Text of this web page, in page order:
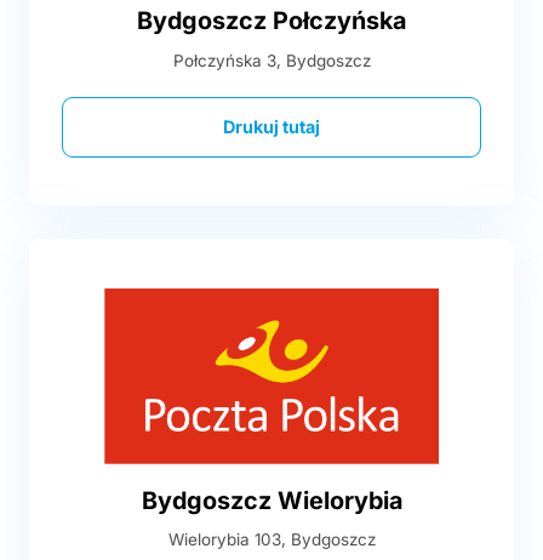
Bydgoszcz Połczyńska
Połczyńska 3, Bydgoszcz
Drukuj tutaj
Bydgoszcz Wielorybia
Wielorybia 103, Bydgoszcz